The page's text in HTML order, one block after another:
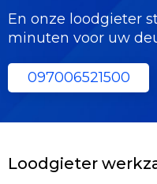
En onze loodgieter
minuten voor uw
097006521500
Loodgieter